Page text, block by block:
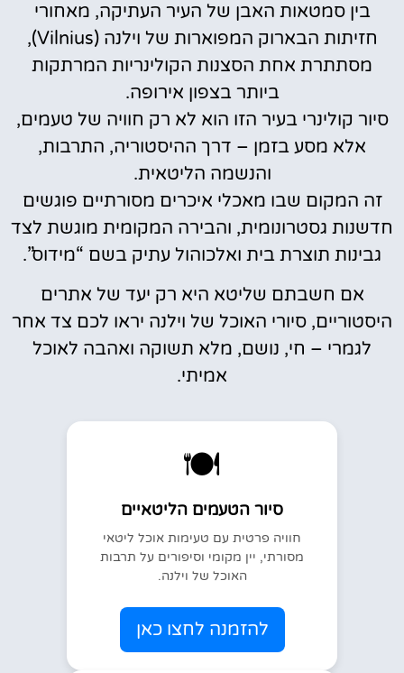
בין סמטאות האבן של העיר העתיקה, מאחורי
חזיתות הבארוק המפוארות של וילנה (Vilnius),
מסתתרת אחת הסצנות הקולינריות המרתקות
ביותר בצפון אירופה.
סיור קולינרי בעיר הזו הוא לא רק חוויה של טעמים,
אלא מסע בזמן – דרך ההיסטוריה, התרבות,
והנשמה הליטאית.
זה המקום שבו מאכלי איכרים מסורתיים פוגשים
חדשנות גסטרונומית, והבירה המקומית מוגשת לצד
גבינות תוצרת בית ואלכוהול עתיק בשם “מידוס”.
אם חשבתם שליטא היא רק יעד של אתרים
היסטוריים, סיורי האוכל של וילנה יראו לכם צד אחר
לגמרי – חי, נושם, מלא תשוקה ואהבה לאוכל
אמיתי.
🍽️
סיור הטעמים הליטאיים
חוויה פרטית עם טעימות אוכל ליטאי
מסורתי, יין מקומי וסיפורים על תרבות
האוכל של וילנה.
להזמנה לחצו כאן